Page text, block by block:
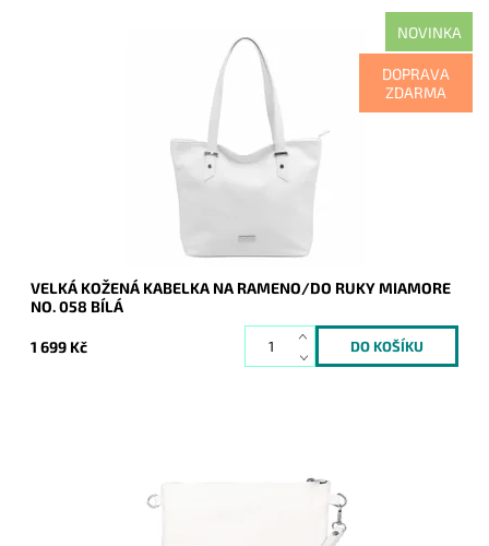
NOVINKA
DOPRAVA
ZDARMA
Nadčasová, velká, měkoučká, kožená, bílá se stříbrnými
doplňky na formát A4, prostě supr kabelka pro nás všechny.
Mia More (Itálie)
2 roky
VELKÁ KOŽENÁ KABELKA NA RAMENO/DO RUKY MIAMORE
NO. 058 BÍLÁ
1 699 Kč
Momentálně nedostupné